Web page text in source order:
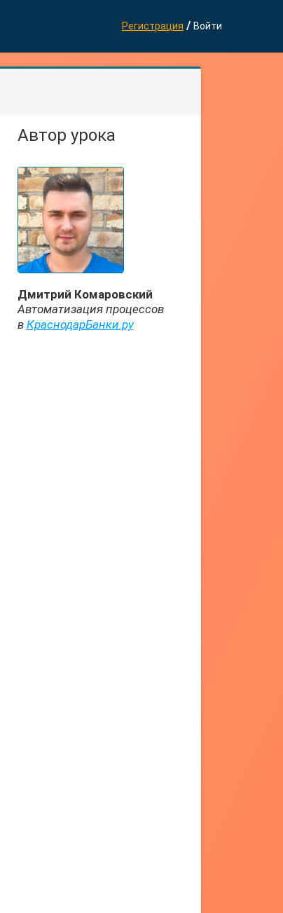
Регистрация / Войти
name='n_estimators')])
Автор урока
Дмитрий Комаровский
Автоматизация процессов
в КраснодарБанки.ру